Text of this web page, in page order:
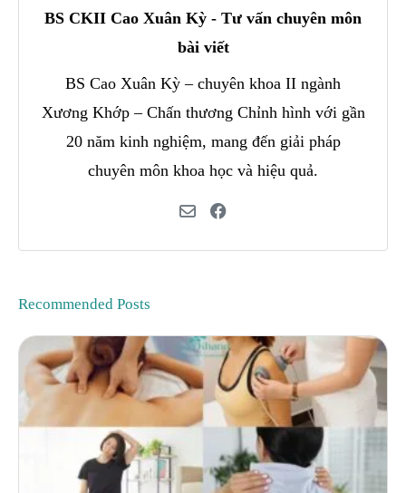
BS CKII Cao Xuân Kỳ - Tư vấn chuyên môn
bài viết
BS Cao Xuân Kỳ – chuyên khoa II ngành
Xương Khớp – Chấn thương Chỉnh hình với gần
20 năm kinh nghiệm, mang đến giải pháp
chuyên môn khoa học và hiệu quả.
Recommended Posts